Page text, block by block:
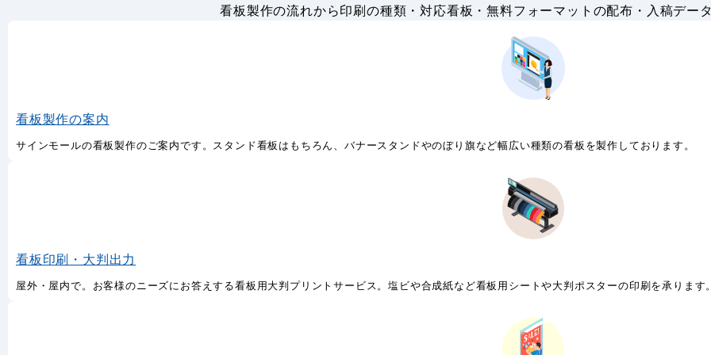
看板製作の流れから印刷の種類・対応看板・無料フォーマットの配布・入稿デー
看板製作の案内
サインモールの看板製作のご案内です。スタンド看板はもちろん、バナースタンドやのぼり旗など幅広い種類の看板を製作しております。
看板印刷・大判出力
屋外・屋内で。お客様のニーズにお答えする看板用大判プリントサービス。塩ビや合成紙など看板用シートや大判ポスターの印刷を承ります。